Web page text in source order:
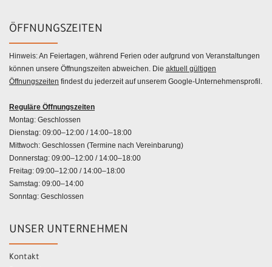
ÖFFNUNGSZEITEN
Hinweis: An Feiertagen, während Ferien oder aufgrund von Veranstaltungen
können unsere Öffnungszeiten abweichen. Die aktuell gültigen
Öffnungszeiten findest du jederzeit auf unserem Google-Unternehmensprofil.
Reguläre Öffnungszeiten
Montag: Geschlossen
Dienstag: 09:00–12:00 / 14:00–18:00
Mittwoch: Geschlossen (Termine nach Vereinbarung)
Donnerstag: 09:00–12:00 / 14:00–18:00
Freitag: 09:00–12:00 / 14:00–18:00
Samstag: 09:00–14:00
Sonntag: Geschlossen
UNSER UNTERNEHMEN
Kontakt